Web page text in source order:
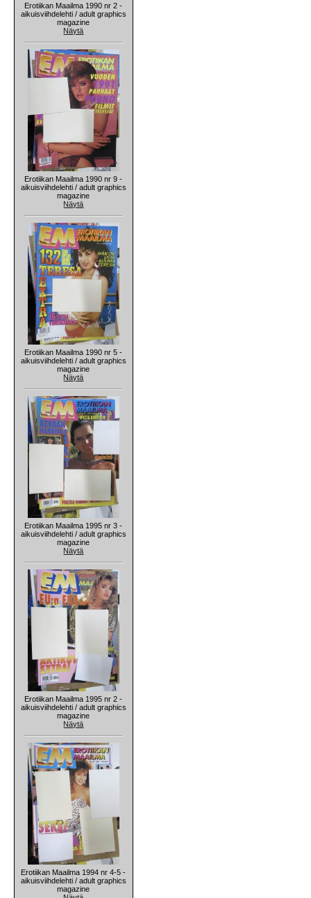
Erotiikan Maailma 1990 nr 2 -
aikuisviihdelehti / adult graphics
magazine
Näytä
Erotiikan Maailma 1990 nr 9 -
aikuisviihdelehti / adult graphics
magazine
Näytä
Erotiikan Maailma 1990 nr 5 -
aikuisviihdelehti / adult graphics
magazine
Näytä
Erotiikan Maailma 1995 nr 3 -
aikuisviihdelehti / adult graphics
magazine
Näytä
Erotiikan Maailma 1995 nr 2 -
aikuisviihdelehti / adult graphics
magazine
Näytä
Erotiikan Maailma 1994 nr 4-5 -
aikuisviihdelehti / adult graphics
magazine